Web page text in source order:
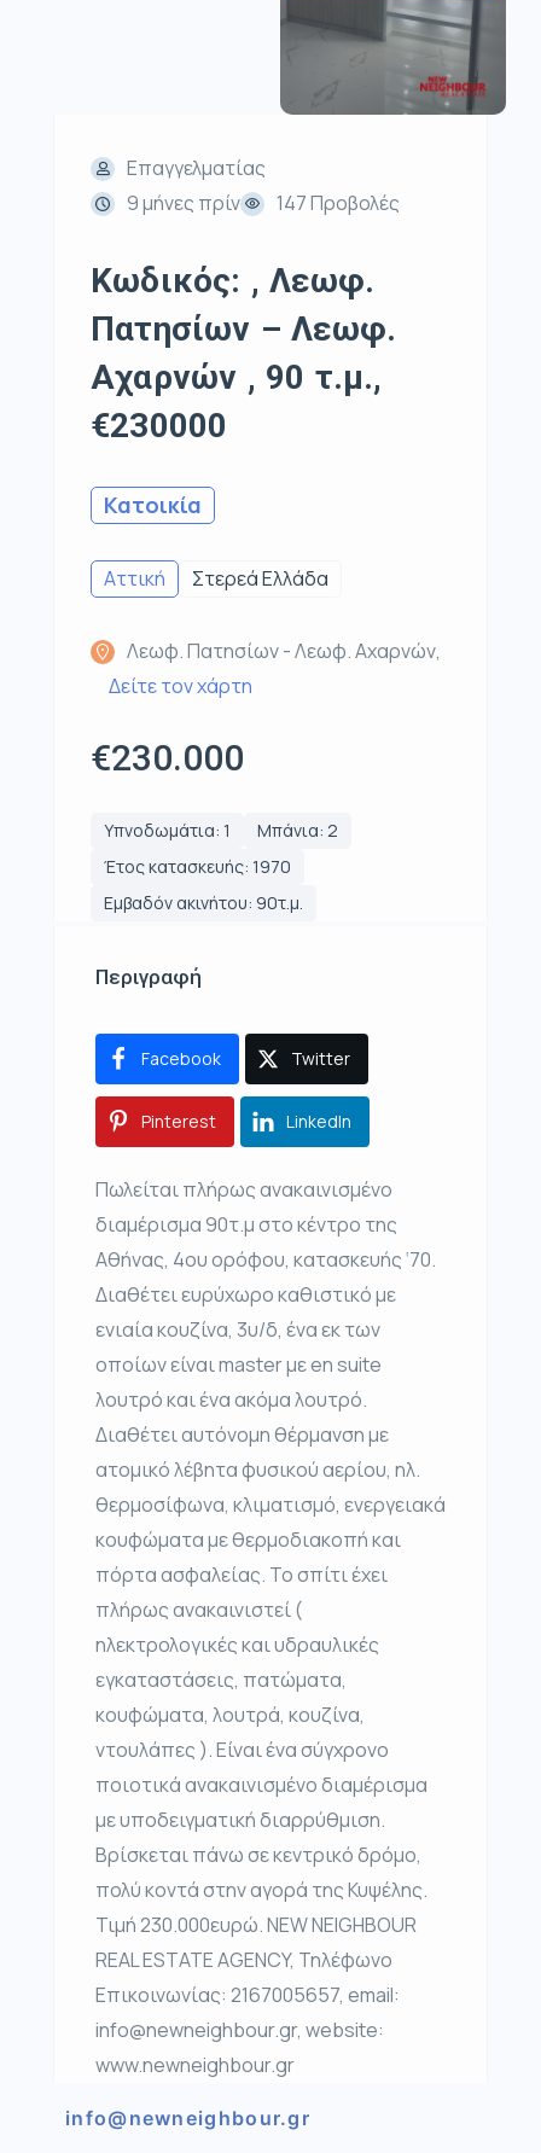
Επαγγελματίας
9 μήνες πρίν
147 Προβολές
Κωδικός: , Λεωφ.
Πατησίων – Λεωφ.
Αχαρνών , 90 τ.μ.,
€230000
Κατοικία
Αττική Στερεά Ελλάδα
Λεωφ. Πατησίων - Λεωφ. Αχαρνών,
Δείτε τον χάρτη
€230.000
Υπνοδωμάτια: 1
Μπάνια: 2
Έτος κατασκευής: 1970
Εμβαδόν ακινήτου: 90τ.μ.
Περιγραφή
Facebook Twitter
Pinterest LinkedIn
Πωλείται πλήρως ανακαινισμένο
διαμέρισμα 90τ.μ στο κέντρο της
Αθήνας, 4ου ορόφου, κατασκευής ‘70.
Διαθέτει ευρύχωρο καθιστικό με
ενιαία κουζίνα, 3υ/δ, ένα εκ των
οποίων είναι master με en suite
λουτρό και ένα ακόμα λουτρό.
Διαθέτει αυτόνομη θέρμανση με
ατομικό λέβητα φυσικού αερίου, ηλ.
θερμοσίφωνα, κλιματισμό, ενεργειακά
κουφώματα με θερμοδιακοπή και
πόρτα ασφαλείας. Το σπίτι έχει
πλήρως ανακαινιστεί (
ηλεκτρολογικές και υδραυλικές
εγκαταστάσεις, πατώματα,
κουφώματα, λουτρά, κουζίνα,
ντουλάπες ). Είναι ένα σύγχρονο
ποιοτικά ανακαινισμένο διαμέρισμα
με υποδειγματική διαρρύθμιση.
Βρίσκεται πάνω σε κεντρικό δρόμο,
πολύ κοντά στην αγορά της Κυψέλης.
Τιμή 230.000ευρώ. NEW NEIGHBOUR
REAL ESTATE AGENCY, Τηλέφωνο
Επικοινωνίας: 2167005657, email:
info@newneighbour.gr, website:
www.newneighbour.gr
info@newneighbour.gr